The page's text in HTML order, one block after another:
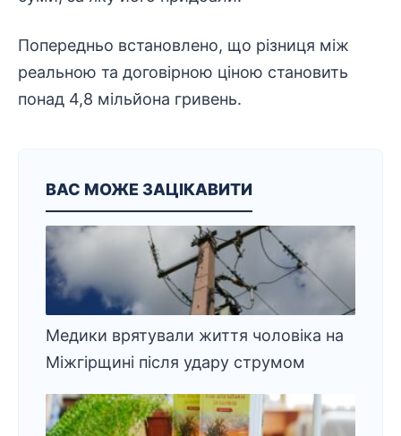
Попередньо встановлено, що різниця між
реальною та договірною ціною становить
понад 4,8 мільйона гривень.
ВАС МОЖЕ ЗАЦІКАВИТИ
Медики врятували життя чоловіка на
Міжгірщині після удару струмом